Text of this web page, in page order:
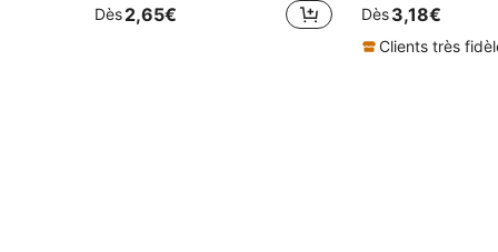
Dès2,65€
Dès3,18€
Clients très